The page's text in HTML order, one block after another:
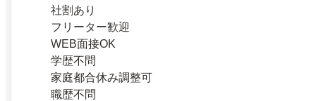
社割あり
フリーター歓迎
WEB面接OK
学歴不問
家庭都合休み調整可
職歴不問